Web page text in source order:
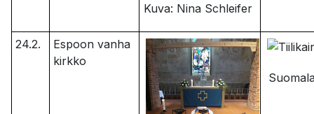
Kuva: Nina Schleifer
24.2.
Espoon vanha
kirkko